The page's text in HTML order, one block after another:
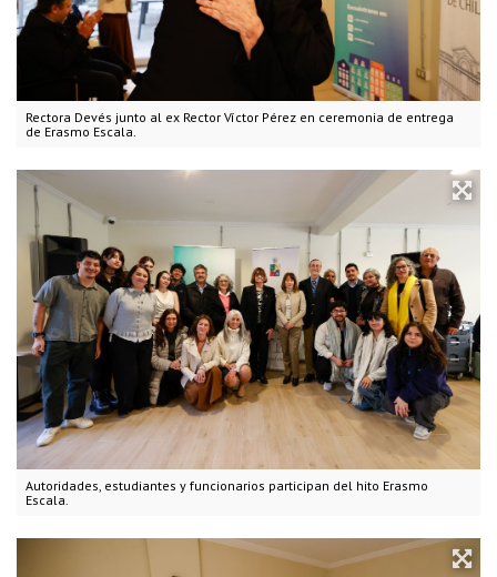
Rectora Devés junto al ex Rector Víctor Pérez en ceremonia de entrega
de Erasmo Escala.
Autoridades, estudiantes y funcionarios participan del hito Erasmo
Escala.